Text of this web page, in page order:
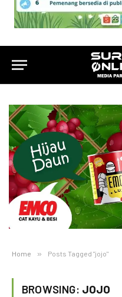
Home » Posts Tagged "jojo"
BROWSING: JOJO